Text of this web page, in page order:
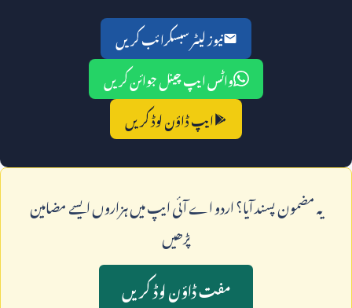
نیوز لیٹر سبسکرائب کریں
واٹس ایپ چینل جوائن کریں
ایپ ڈاؤن لوڈ کریں
يہ مضمون پسند آيا؟ اردو اے آئی ايپ ميں ہزاروں ايسے مضامين
پڑھيں
مفت ڈاؤن لوڈ کريں